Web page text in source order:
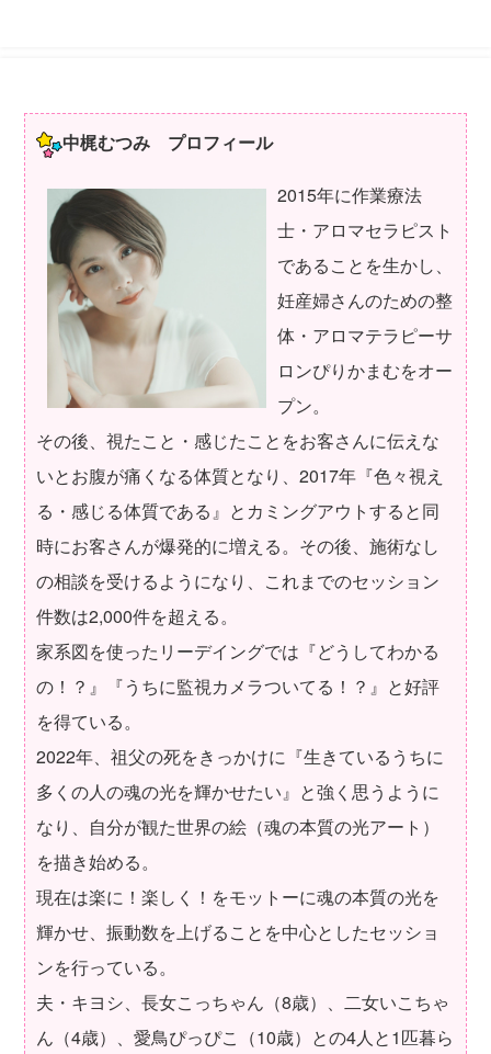
中梶むつみ プロフィール
2015年に作業療法
士・アロマセラピスト
であることを生かし、
妊産婦さんのための整
体・アロマテラピーサ
ロンぴりかまむをオー
プン。
その後、視たこと・感じたことをお客さんに伝えな
いとお腹が痛くなる体質となり、2017年『色々視え
る・感じる体質である』とカミングアウトすると同
時にお客さんが爆発的に増える。その後、施術なし
の相談を受けるようになり、これまでのセッション
件数は2,000件を超える。
家系図を使ったリーデイングでは『どうしてわかる
の！？』『うちに監視カメラついてる！？』と好評
を得ている。
2022年、祖父の死をきっかけに『生きているうちに
多くの人の魂の光を輝かせたい』と強く思うように
なり、自分が観た世界の絵（魂の本質の光アート）
を描き始める。
現在は楽に！楽しく！をモットーに魂の本質の光を
輝かせ、振動数を上げることを中心としたセッショ
ンを行っている。
夫・キヨシ、長女こっちゃん（8歳）、二女いこちゃ
ん（4歳）、愛鳥ぴっぴこ（10歳）との4人と1匹暮ら